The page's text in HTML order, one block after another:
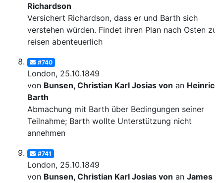
Richardson
Versichert Richardson, dass er und Barth sich
verstehen würden. Findet ihren Plan nach Osten zu
reisen abenteuerlich
#740
London, 25.10.1849
von Bunsen, Christian Karl Josias von an Heinrich
Barth
Abmachung mit Barth über Bedingungen seiner
Teilnahme; Barth wollte Unterstützung nicht
annehmen
#741
London, 25.10.1849
von Bunsen, Christian Karl Josias von an James